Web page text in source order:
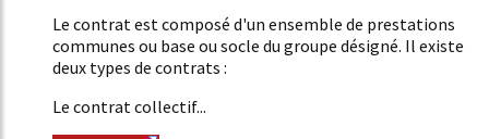
Le contrat est composé d'un ensemble de prestations
communes ou base ou socle du groupe désigné. Il existe
deux types de contrats :
Le contrat collectif...